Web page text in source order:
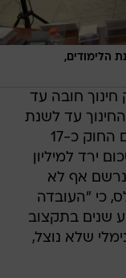
הלימודים,
חינוך חובה עד
עד לשנת
2011. בתקציב המקורי, הוקצו ליישום החוק כ-17
ירד למיליון
נרשם אף לא
כי "העובדה
שנים בתקצוב
שלא נוצל,